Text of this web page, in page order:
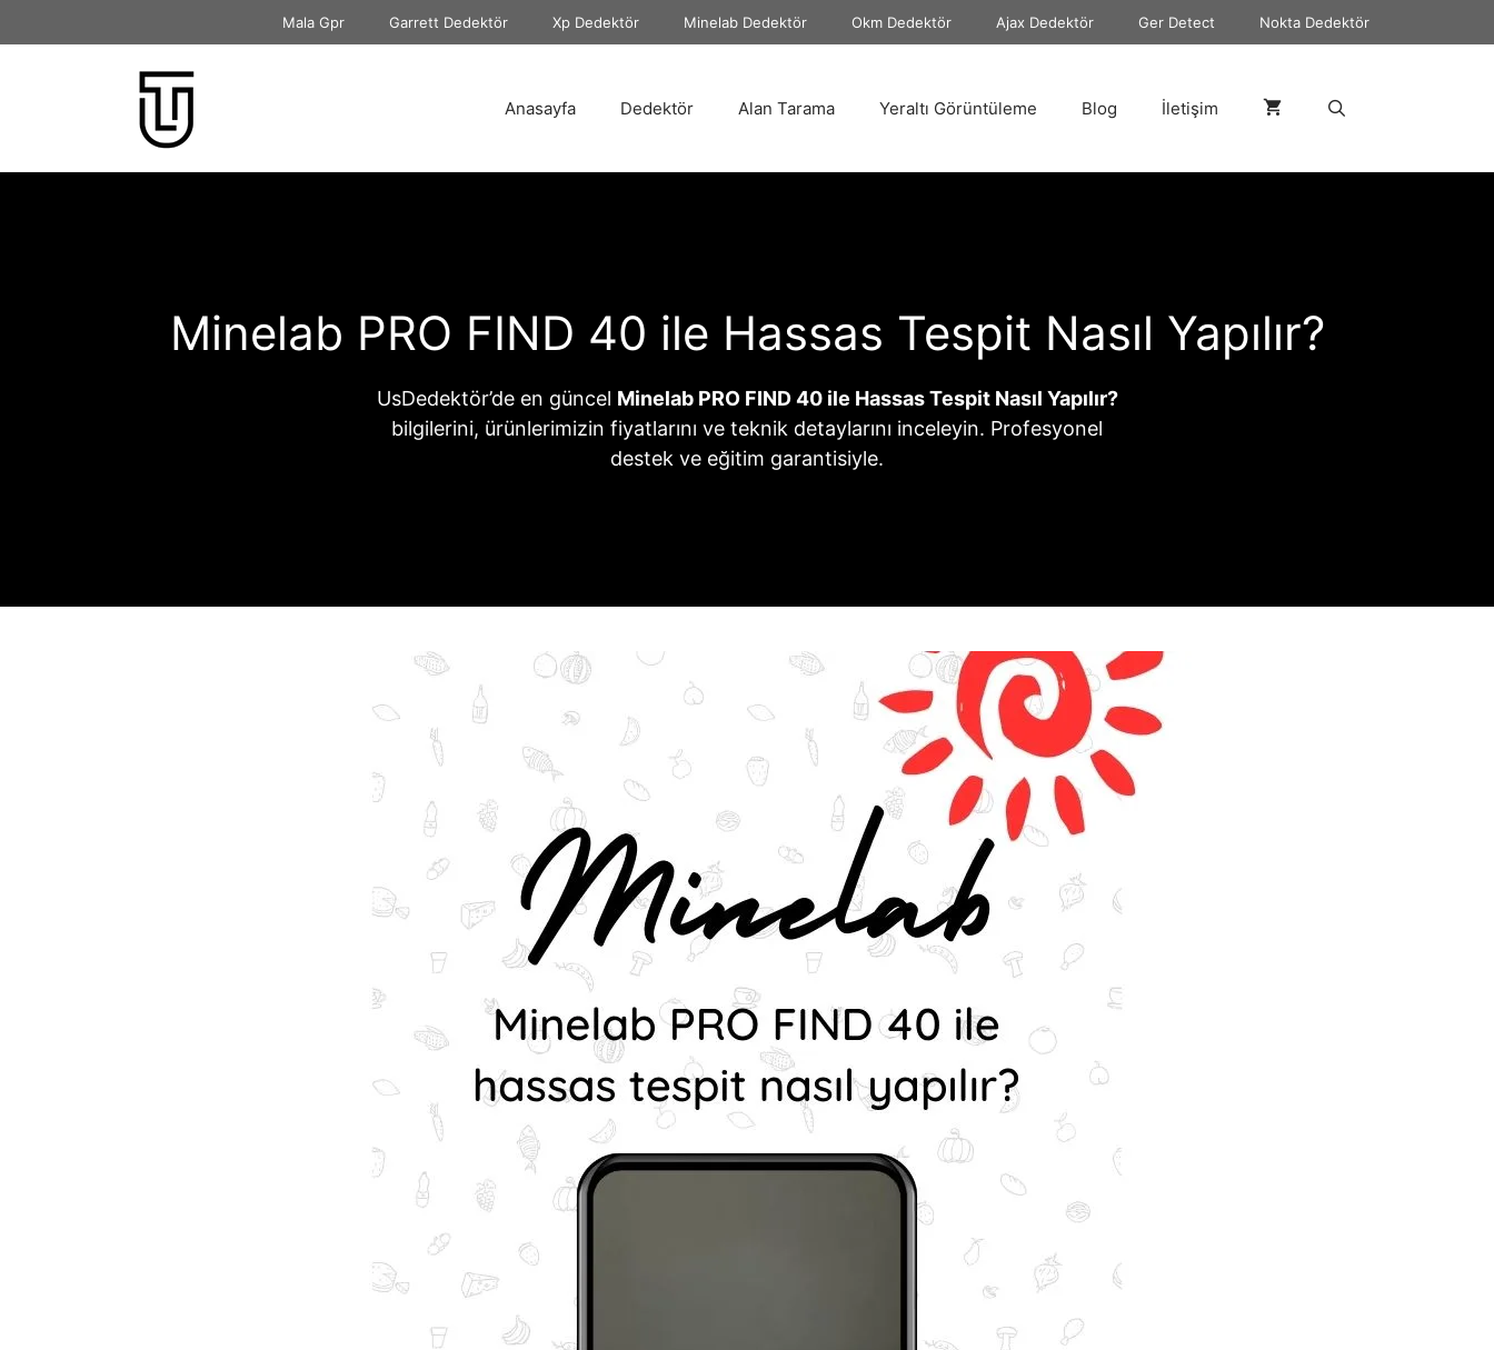
atla
Mala Gpr Garrett Dedektör Xp Dedektör Minelab Dedektör Okm Dedektör Ajax Dedektör Ger Detect Nokta Dedektör
Anasayfa Dedektör Alan Tarama Yeraltı Görüntüleme Blog İletişim
Minelab PRO FIND 40 ile Hassas Tespit Nasıl Yapılır?
UsDedektör’de en güncel Minelab PRO FIND 40 ile Hassas Tespit Nasıl Yapılır?
bilgilerini, ürünlerimizin fiyatlarını ve teknik detaylarını inceleyin. Profesyonel
destek ve eğitim garantisiyle.